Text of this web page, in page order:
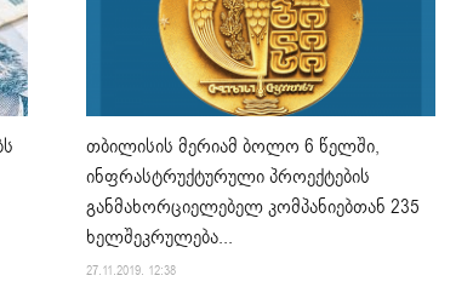
თბილისის მერიამ ბოლო 6 წელში,
ინფრასტრუქტურული პროექტების
განმახორციელებელ კომპანიებთან 235
ხელშეკრულება...
27.11.2019. 12:38